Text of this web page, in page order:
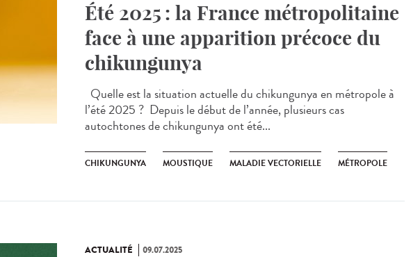
Été 2025 : la France métropolitaine
face à une apparition précoce du
chikungunya
Quelle est la situation actuelle du chikungunya en métropole à
l’été 2025 ? Depuis le début de l’année, plusieurs cas
autochtones de chikungunya ont été...
CHIKUNGUNYA MOUSTIQUE MALADIE VECTORIELLE MÉTROPOLE
ACTUALITÉ 09.07.2025